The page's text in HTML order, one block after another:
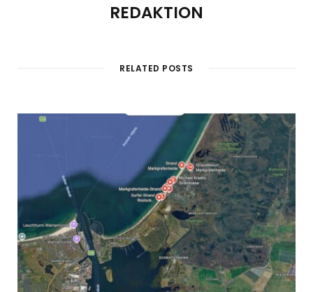
REDAKTION
RELATED POSTS